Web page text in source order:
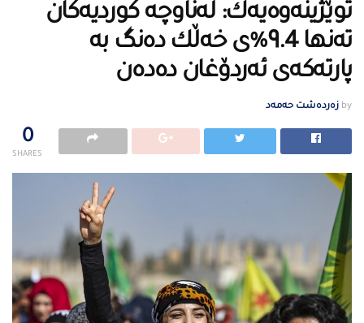
توێژینه‌وه‌یه‌ك: له‌ناوچه‌ كوردیه‌كان
ته‌نها 9.4%ی خه‌ڵك ده‌نگ به‌
پارته‌كه‌ى ئه‌ردۆغان ده‌ده‌ن
by زەردەشت حەمەد
0
SHARES